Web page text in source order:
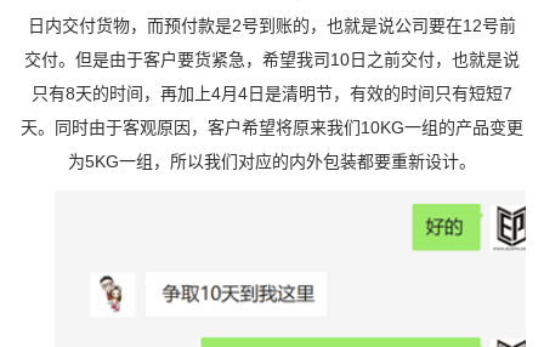
日内交付货物，而预付款是2号到账的，也就是说公司要在12号前
交付。但是由于客户要货紧急，希望我司10日之前交付，也就是说
只有8天的时间，再加上4月4日是清明节，有效的时间只有短短7
天。同时由于客观原因，客户希望将原来我们10KG一组的产品变更
为5KG一组，所以我们对应的内外包装都要重新设计。